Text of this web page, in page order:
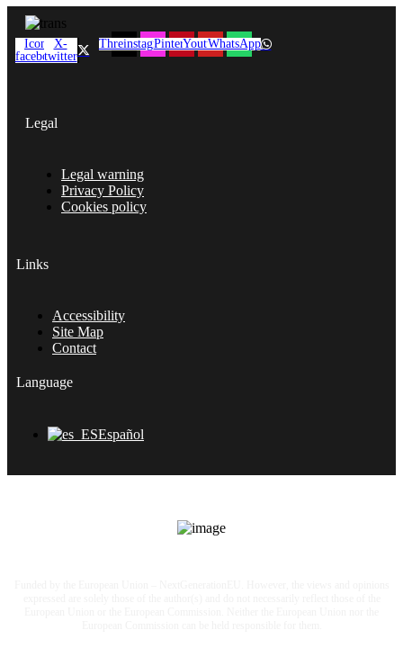
Icon-
facebook
X-
twitter
ThreadsinstagramPinterestYoutubeWhatsApp
Legal
Main
Menu
Legal warning
Privacy Policy
Cookies policy
Links
Main
Menu
Accessibility
Site Map
Contact
Language
Main
Español